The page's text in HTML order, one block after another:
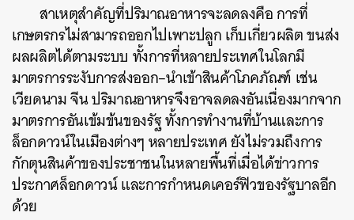
สาเหตุสำคัญที่ปริมาณอาหารจะลดลงคือ การที่
เกษตรกรไม่สามารถออกไปเพาะปลูก เก็บเกี่ยวผลิต ขนส่ง
ผลผลิตได้ตามระบบ ทั้งการที่หลายประเทศในโลกมี
มาตรการระงับการส่งออก–นำเข้าสินค้าโภคภัณฑ์ เช่น
เวียดนาม จีน ปริมาณอาหารจึงอาจลดลงอันเนื่องมากจาก
มาตรการอันเข้มข้นของรัฐ ทั้งการทำงานที่บ้านและการ
ล็อกดาวน์ในเมืองต่างๆ หลายประเทศ ยังไม่รวมถึงการ
กักตุนสินค้าของประชาชนในหลายพื้นที่เมื่อได้ข่าวการ
ประกาศล็อกดาวน์ และการกำหนดเคอร์ฟิวของรัฐบาลอีก
ด้วย